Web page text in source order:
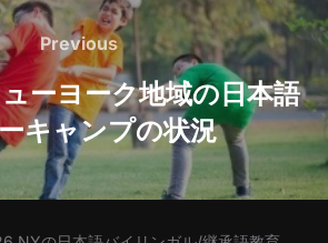
Previous
Previous
ーヨーク地域の日本語
キャンプの状況